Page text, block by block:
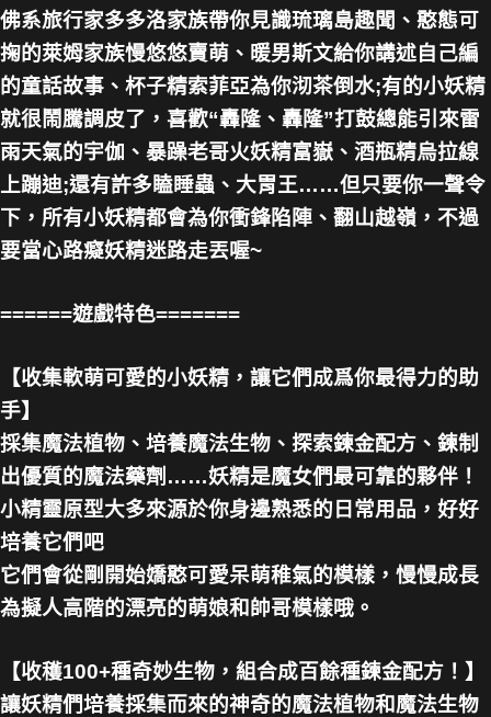
佛系旅行家多多洛家族帶你見識琉璃島趣聞、憨態可
掬的萊姆家族慢悠悠賣萌、暖男斯文給你講述自己編
的童話故事、杯子精索菲亞為你沏茶倒水;有的小妖精
就很鬧騰調皮了，喜歡“轟隆、轟隆”打鼓總能引來雷
雨天氣的宇伽、暴躁老哥火妖精富嶽、酒瓶精烏拉線
上蹦迪;還有許多瞌睡蟲、大胃王……但只要你一聲令
下，所有小妖精都會為你衝鋒陷陣、翻山越嶺，不過
要當心路癡妖精迷路走丟喔~
======遊戲特色=======
【收集軟萌可愛的小妖精，讓它們成爲你最得力的助
手】
採集魔法植物、培養魔法生物、探索鍊金配方、鍊制
出優質的魔法藥劑……妖精是魔女們最可靠的夥伴！
小精靈原型大多來源於你身邊熟悉的日常用品，好好
培養它們吧
它們會從剛開始嬌憨可愛呆萌稚氣的模樣，慢慢成長
為擬人高階的漂亮的萌娘和帥哥模樣哦。
【收穫100+種奇妙生物，組合成百餘種鍊金配方！】
讓妖精們培養採集而來的神奇的魔法植物和魔法生物